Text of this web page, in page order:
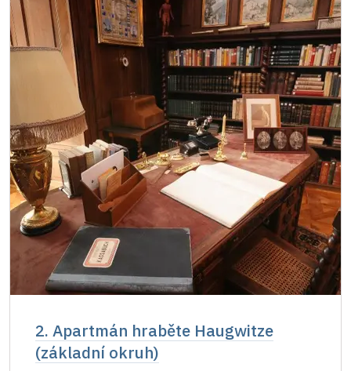
Průkaz zaměstnance NPÚ (+ až 3 rodinní
příslušníci)
zdarma
Průkaz Náš člověk *
zdarma
* Platí pouze pro jednu osobu (držitele
průkazu)
2. Apartmán hraběte Haugwitze
(základní okruh)